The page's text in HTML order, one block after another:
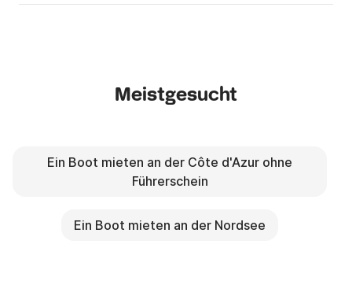
Meistgesucht
Ein Boot mieten an der Côte d'Azur ohne
Führerschein
Ein Boot mieten an der Nordsee